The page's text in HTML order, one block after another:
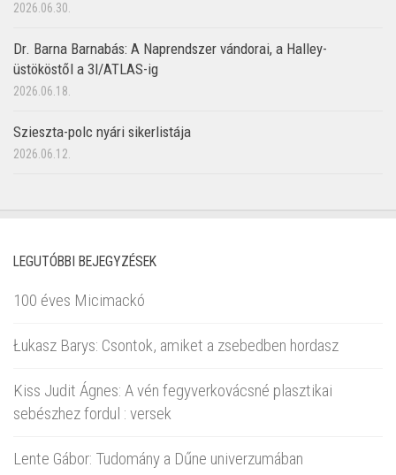
2026.06.30.
Dr. Barna Barnabás: A Naprendszer vándorai, a Halley-
üstököstől a 3I/ATLAS-ig
2026.06.18.
Szieszta-polc nyári sikerlistája
2026.06.12.
LEGUTÓBBI BEJEGYZÉSEK
100 éves Micimackó
Łukasz Barys: Csontok, amiket a zsebedben hordasz
Kiss Judit Ágnes: A vén fegyverkovácsné plasztikai
sebészhez fordul : versek
Lente Gábor: Tudomány a Dűne univerzumában